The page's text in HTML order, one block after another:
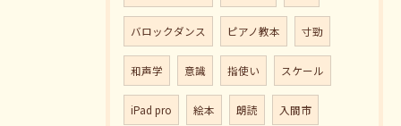
バロックダンス ピアノ教本 寸勁
和声学 意識 指使い スケール
iPad pro 絵本 朗読 入間市